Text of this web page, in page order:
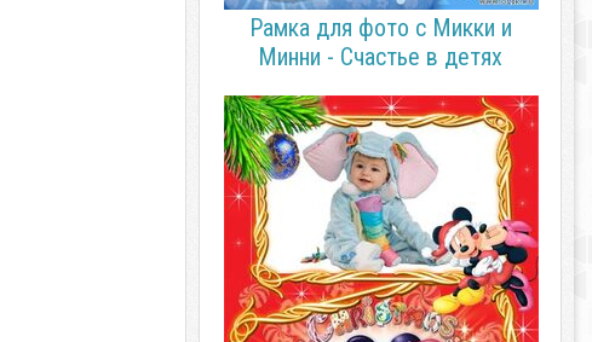
Рамка для фото с Микки и
Минни - Счастье в детях